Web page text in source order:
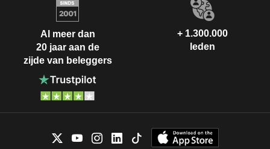
Al meer dan
20 jaar aan de
zijde van beleggers
+ 1.300.000
leden